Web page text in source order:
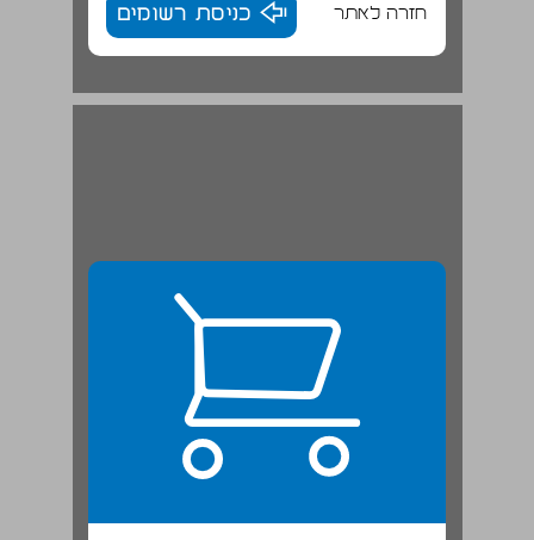
חזרה לאתר כניסת רשומים
"אל תסגרוני בשום כלוב" - סגנונו הפואטי של הרב קוק ופילוסופיית החיים ... 19